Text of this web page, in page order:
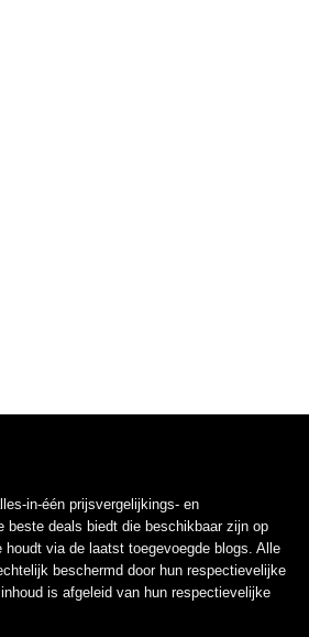
in-één prijsvergelijkings- en
beste deals biedt die beschikbaar zijn op
houdt via de laatst toegevoegde blogs. Alle
beschermd door hun respectievelijke
is afgeleid van hun respectievelijke